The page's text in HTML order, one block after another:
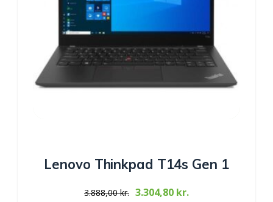
Lenovo Thinkpad T14s Gen 1
3.888,00kr. Original
3.304,80 kr.Current